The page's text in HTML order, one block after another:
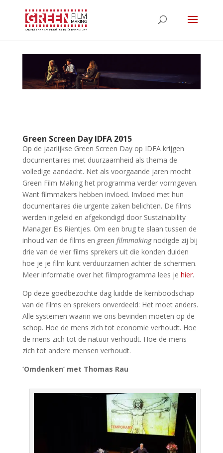
Green Screen Day IDFA 2015
Op de jaarlijkse Green Screen Day op IDFA krijgen
documentaires met duurzaamheid als thema de
volledige aandacht. Net als voorgaande jaren mocht
Green Film Making het programma verder vormgeven.
Want filmmakers hebben invloed. Invloed met hun
documentaires die urgente zaken belichten. De films
werden ingeleid en afgekondigd door Sustainability
Manager Els Rientjes. Om een brug te slaan tussen de
inhoud van de films en green filmmakingnodigde zij bij
drie van de vier films sprekers uit die konden duiden
hoe je je film kunt verduurzamen achter de schermen.
Meer informatie over het filmprogramma lees je hier.
Op deze goedbezochte dag luidde de kernboodschap
van de films en sprekers onverdeeld: Het moet anders.
Alle systemen waarin we ons bevinden moeten op de
schop. Hoe de mens zich tot economie verhoudt. Hoe
de mens zich tot de natuur verhoudt. Hoe de mens
zich tot andere mensen verhoudt.
‘Omdenken’ met Thomas Rau